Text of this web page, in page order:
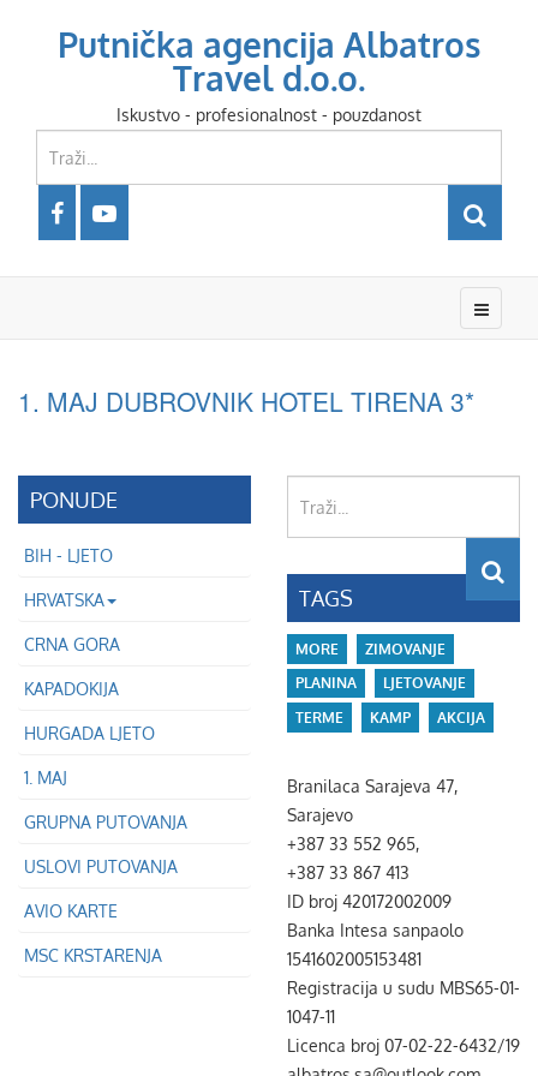
Putnička agencija Albatros
Travel d.o.o.
Iskustvo - profesionalnost - pouzdanost
1. MAJ DUBROVNIK HOTEL TIRENA 3*
PONUDE
BIH - LJETO
HRVATSKA
CRNA GORA
KAPADOKIJA
HURGADA LJETO
1. MAJ
GRUPNA PUTOVANJA
USLOVI PUTOVANJA
AVIO KARTE
MSC KRSTARENJA
TAGS
MORE
ZIMOVANJE
PLANINA
LJETOVANJE
TERME
KAMP AKCIJA
Branilaca Sarajeva 47,
Sarajevo
+387 33 552 965,
+387 33 867 413
ID broj 420172002009
Banka Intesa sanpaolo
1541602005153481
Registracija u sudu MBS65-01-
1047-11
Licenca broj 07-02-22-6432/19